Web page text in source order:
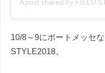
A post shared by FIELD
10/8～9にポートメッセ
STYLE2018。